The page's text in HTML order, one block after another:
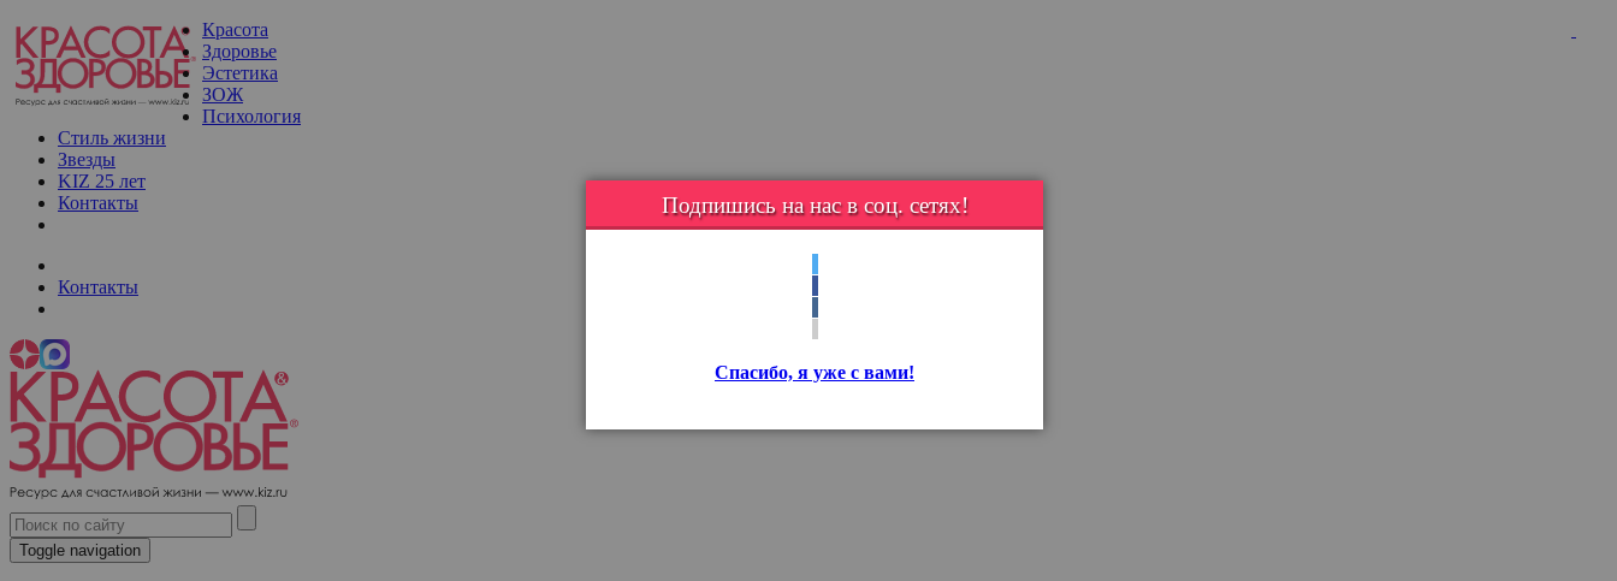
Красота
Здоровье
Эстетика
ЗОЖ
Психология
Стиль жизни
Звезды
KIZ 25 лет
Контакты
Контакты
Toggle navigation
Подпишись на нас в соц. сетях!
Спасибо, я уже с вами!